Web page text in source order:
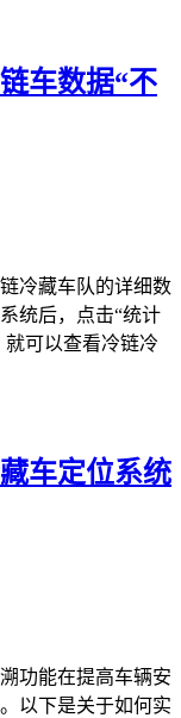
车数据“不
冷藏车队的详细数
统后，点击“统计
就可以查看冷链冷
车定位系统
功能在提高车辆安
以下是关于如何实